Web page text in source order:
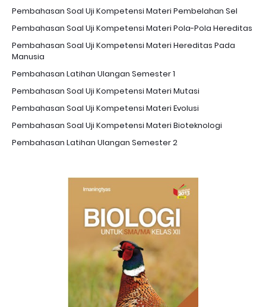
Pembahasan Soal Uji Kompetensi Materi Pembelahan Sel
Pembahasan Soal Uji Kompetensi Materi Pola-Pola Hereditas
Pembahasan Soal Uji Kompetensi Materi Hereditas Pada
Manusia
Pembahasan Latihan Ulangan Semester 1
Pembahasan Soal Uji Kompetensi Materi Mutasi
Pembahasan Soal Uji Kompetensi Materi Evolusi
Pembahasan Soal Uji Kompetensi Materi Bioteknologi
Pembahasan Latihan Ulangan Semester 2